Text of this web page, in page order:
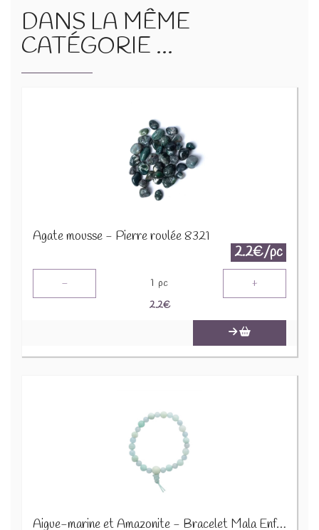
DANS LA MÊME
CATÉGORIE ...
Agate mousse - Pierre roulée 8321
2.2€/pc
- 1 pc +
2.2€
Aigue-marine et Amazonite - Bracelet Mala Enfant 68994